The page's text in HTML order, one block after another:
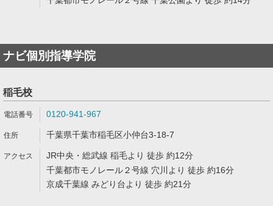
ナビ個別指導学院
稲毛校
0120-941-967
千葉県千葉市稲毛区小仲台3-18-7
JR中央・総武線 稲毛より 徒歩 約12分
千葉都市モノレール２号線 穴川より 徒歩 約16分
京成千葉線 みどり台より 徒歩 約21分